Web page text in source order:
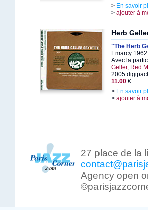
> En savoir
> ajouter à
Herb
"The Herb
Emarcy
Avec la
Geller, Red
2005
11.00 €
> En savoir
> ajouter à
27 place de la
Agency open